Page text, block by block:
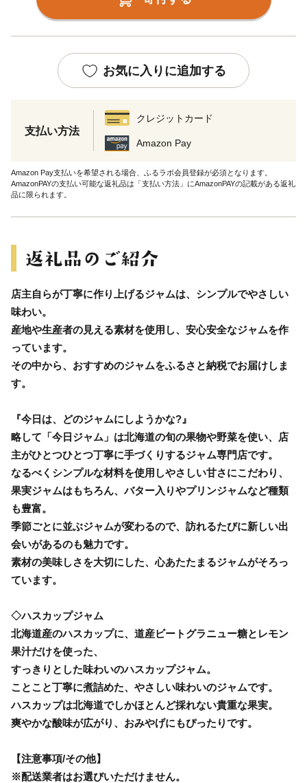
お気に入りに追加する
支払い方法
クレジットカード
Amazon Pay
Amazon Pay支払いを希望される場合、ふるラボ会員登録が必須となります。
AmazonPAYの支払い可能な返礼品は「支払い方法」にAmazonPAYの記載がある返礼
品に限られます。
店主自らが丁寧に作り上げるジャムは、シンプルでやさしい
味わい。
産地や生産者の見える素材を使用し、安心安全なジャムを作
っています。
その中から、おすすめのジャムをふるさと納税でお届けしま
す。
『今日は、どのジャムにしようかな?』
略して「今日ジャム」は北海道の旬の果物や野菜を使い、店
主がひとつひとつ丁寧に手づくりするジャム専門店です。
なるべくシンプルな材料を使用しやさしい甘さにこだわり、
果実ジャムはもちろん、バター入りやプリンジャムなど種類
も豊富。
季節ごとに並ぶジャムが変わるので、訪れるたびに新しい出
会いがあるのも魅力です。
素材の美味しさを大切にした、心あたたまるジャムがそろっ
ています。
◇ハスカップジャム
北海道産のハスカップに、道産ビートグラニュー糖とレモン
果汁だけを使った、
すっきりとした味わいのハスカップジャム。
ことこと丁寧に煮詰めた、やさしい味わいのジャムです。
ハスカップは北海道でしかほとんど採れない貴重な果実。
爽やかな酸味が広がり、おみやげにもぴったりです。
【注意事項/その他】
※配送業者はお選びいただけません。